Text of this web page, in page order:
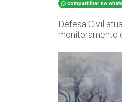
compartilhar no
Defesa Civil
monitoramento